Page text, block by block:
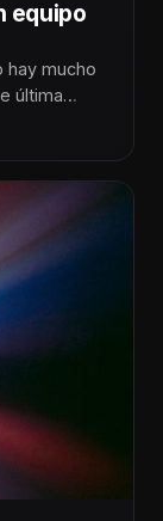
equipo
hay mucho
última